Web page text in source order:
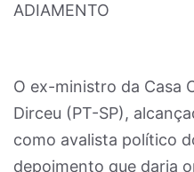
ADIAMENTO
O ex-ministro da Casa
Dirceu (PT-SP),
como avalista político
depoimento que daria